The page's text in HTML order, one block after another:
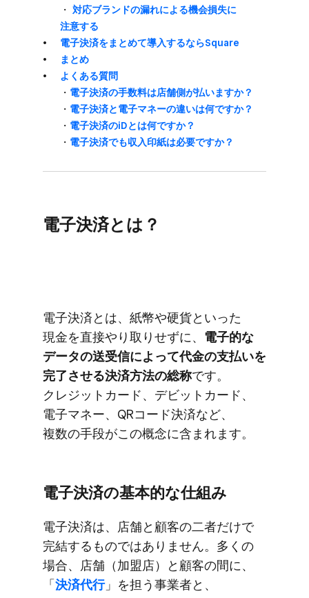
・ 対応ブランドの​漏れに​よる​機会​損失に​
注意する
電子決済を​まとめて​導入するなら​Square
まとめ
よく​ある​質問
・ 電子決済の​手数料は​店舗側が​払いますか？
・ 電子決済と​電子マネーの​違いは​何ですか？
・ 電子決済の​iDとは​何ですか？
・ 電子決済でも​収入印紙は​必要ですか？
電子決済とは？
電子決済とは、​紙幣や​硬貨と​いった​
現金を​直接やり取りせずに、 ​電子的な​
データの​送受信に​よって​代金の​支払いを​
完了させる​決済方​法の​総称です。​
クレジットカード、​デビットカード、​
電子マネー、​QRコード決済など、​
複数の​手段が​この​概念に​含まれます。
電子決済の​基本的な​仕組み
電子決済は、​店舗と​顧客の​二者だけで​
完結する​ものでは​ありません。​多くの​
場合、​店舗​（加盟店）と​顧客の​間に、​
「 決済代行」を​担う​事業者と、​